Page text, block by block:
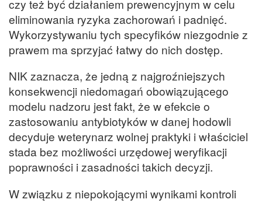
czy też być działaniem prewencyjnym w celu
eliminowania ryzyka zachorowań i padnięć.
Wykorzystywaniu tych specyfików niezgodnie z
prawem ma sprzyjać łatwy do nich dostęp.
NIK zaznacza, że jedną z najgroźniejszych
konsekwencji niedomagań obowiązującego
modelu nadzoru jest fakt, że w efekcie o
zastosowaniu antybiotyków w danej hodowli
decyduje weterynarz wolnej praktyki i właściciel
stada bez możliwości urzędowej weryfikacji
poprawności i zasadności takich decyzji.
W związku z niepokojącymi wynikami kontroli